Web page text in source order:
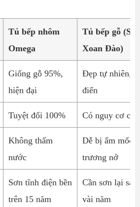
Tủ bếp nhôm
Omega
Tủ bếp gỗ (Sồi,
Xoan Đào)
Giống gỗ 95%,
hiện đại
Đẹp tự nhiên,
điển
Tuyệt đối 100% Có nguy cơ cao
Không thấm
nước
Dễ bị ẩm mốc,
trương nở
Sơn tĩnh điện bền
trên 15 năm
Cần sơn lại sau
vài năm